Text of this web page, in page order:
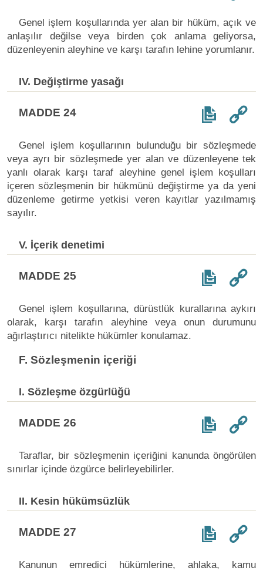
Genel işlem koşullarında yer alan bir hüküm, açık ve
anlaşılır değilse veya birden çok anlama geliyorsa,
düzenleyenin aleyhine ve karşı tarafın lehine yorumlanır.
IV. Değiştirme yasağı
MADDE 24
Genel işlem koşullarının bulunduğu bir sözleşmede
veya ayrı bir sözleşmede yer alan ve düzenleyene tek
yanlı olarak karşı taraf aleyhine genel işlem koşulları
içeren sözleşmenin bir hükmünü değiştirme ya da yeni
düzenleme getirme yetkisi veren kayıtlar yazılmamış
sayılır.
V. İçerik denetimi
MADDE 25
Genel işlem koşullarına, dürüstlük kurallarına aykırı
olarak, karşı tarafın aleyhine veya onun durumunu
ağırlaştırıcı nitelikte hükümler konulamaz.
F. Sözleşmenin içeriği
I. Sözleşme özgürlüğü
MADDE 26
Taraflar, bir sözleşmenin içeriğini kanunda öngörülen
sınırlar içinde özgürce belirleyebilirler.
II. Kesin hükümsüzlük
MADDE 27
Kanunun emredici hükümlerine, ahlaka, kamu